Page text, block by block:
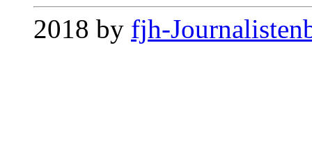
2018 by fjh-